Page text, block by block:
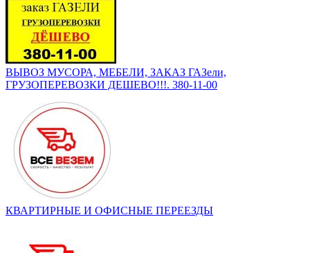
ВЫВОЗ МУСОРА, МЕБЕЛИ, ЗАКАЗ ГАЗели,
ГРУЗОПЕРЕВОЗКИ ДЕШЕВО!!!. 380-11-00
КВАРТИРНЫЕ И ОФИСНЫЕ ПЕРЕЕЗДЫ